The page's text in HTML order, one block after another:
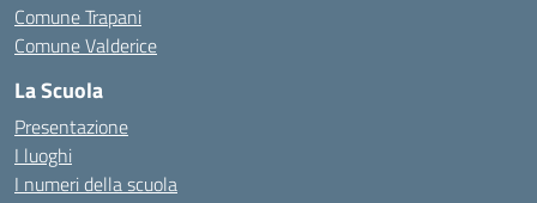
Comune Trapani
Comune Valderice
La Scuola
Presentazione
I luoghi
I numeri della scuola